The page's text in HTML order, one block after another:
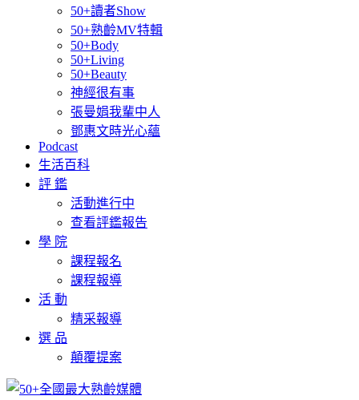
50+讀者Show
50+熟齡MV特輯
50+Body
50+Living
50+Beauty
神經很有事
張曼娟我輩中人
鄧惠文時光心蘊
Podcast
生活百科
評 鑑
活動進行中
查看評鑑報告
學 院
課程報名
課程報導
活 動
精采報導
選 品
顛覆提案